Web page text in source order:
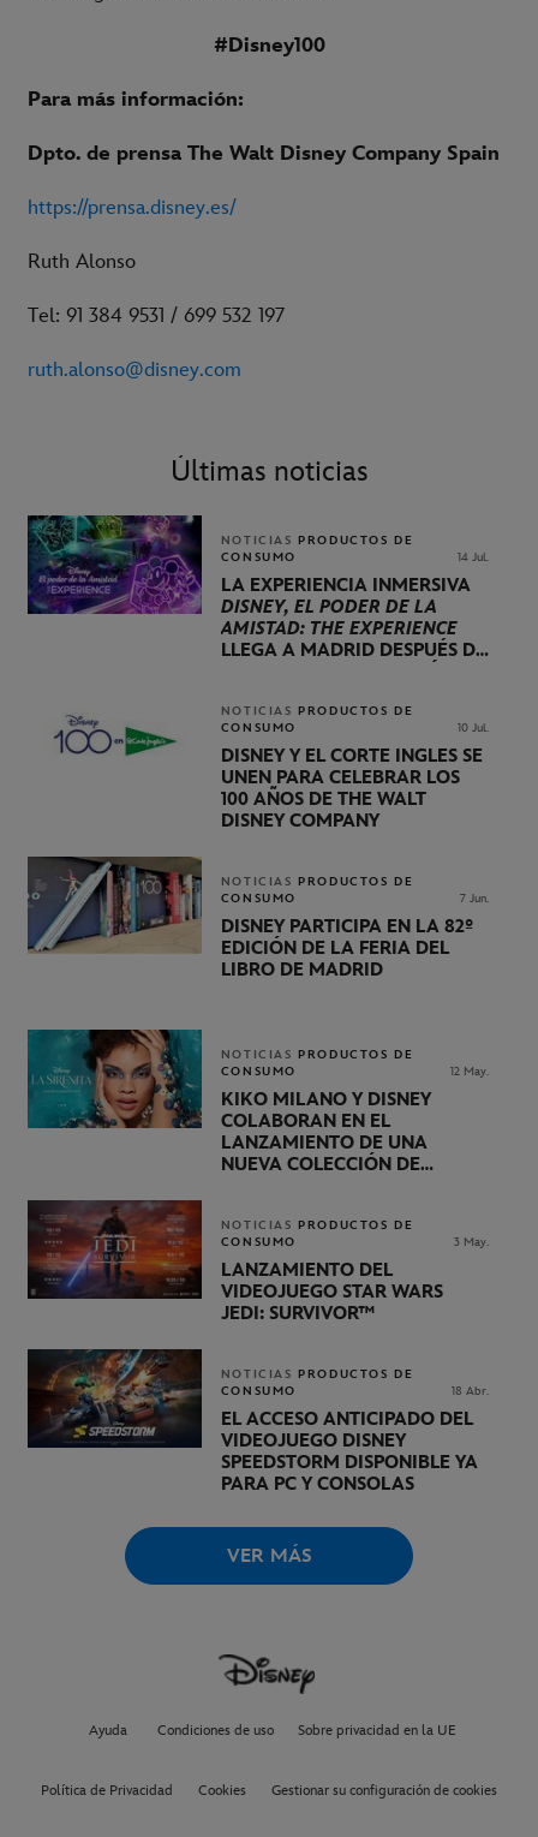
#Disney100
Para más información:
Dpto. de prensa The Walt Disney Company Spain
https://prensa.disney.es/
Ruth Alonso
Tel: 91 384 9531 / 699 532 197
ruth.alonso@disney.com
Últimas noticias
NOTICIAS PRODUCTOS DE
CONSUMO
14 Jul.
LA EXPERIENCIA INMERSIVA
DISNEY, EL PODER DE LA
AMISTAD: THE EXPERIENCE
LLEGA A MADRID DESPUÉS DE
NOTICIAS PRODUCTOS DE
CONSUMO
10 Jul.
DISNEY Y EL CORTE INGLÉS SE
UNEN PARA CELEBRAR LOS
100 AÑOS DE THE WALT
DISNEY COMPANY
NOTICIAS PRODUCTOS DE
CONSUMO
7 Jun.
DISNEY PARTICIPA EN LA 82º
EDICIÓN DE LA FERIA DEL
LIBRO DE MADRID
NOTICIAS PRODUCTOS DE
CONSUMO
12 May.
KIKO MILANO Y DISNEY
COLABORAN EN EL
LANZAMIENTO DE UNA
NUEVA COLECCIÓN DE
NOTICIAS PRODUCTOS DE
CONSUMO
3 May.
LANZAMIENTO DEL
VIDEOJUEGO STAR WARS
JEDI: SURVIVOR™
NOTICIAS PRODUCTOS DE
CONSUMO
18 Abr.
EL ACCESO ANTICIPADO DEL
VIDEOJUEGO DISNEY
SPEEDSTORM DISPONIBLE YA
PARA PC Y CONSOLAS
VER MÁS
Ayuda Condiciones de uso Sobre privacidad en la UE
Política de Privacidad Cookies Gestionar su configuración de cookies